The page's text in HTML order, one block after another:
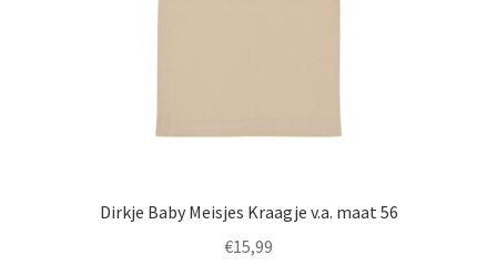
Dirkje Baby Meisjes Kraagje v.a. maat 56
€15,99